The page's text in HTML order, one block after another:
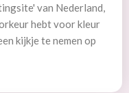
van Nederland,
hebt voor kleur
kijkje te nemen op